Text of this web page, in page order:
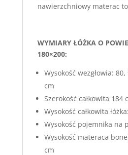
nawierzchniowy materac
WYMIARY ŁÓŻKA O
180×200:
Wysokość wezgłowia:
cm
Szerokość całkowita 184
Wysokość całkowita
Wysokość pojemnika na
Wysokość materaca
cm